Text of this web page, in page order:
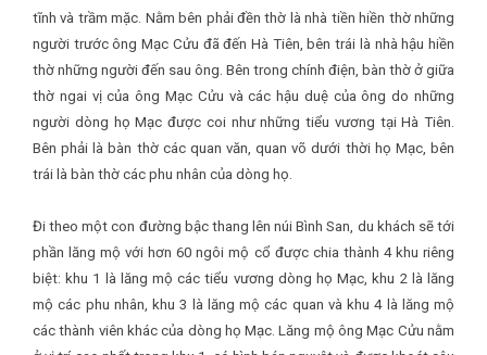
tĩnh và trầm mặc. Nằm bên phải đền thờ là nhà tiền hiền thờ những
người trước ông Mạc Cửu đã đến Hà Tiên, bên trái là nhà hậu hiền
thờ những người đến sau ông. Bên trong chính điện, bàn thờ ở giữa
thờ ngai vị của ông Mạc Cửu và các hậu duệ của ông do những
người dòng họ Mạc được coi như những tiểu vương tại Hà Tiên.
Bên phải là bàn thờ các quan văn, quan võ dưới thời họ Mạc, bên
trái là bàn thờ các phu nhân của dòng họ.
Đi theo một con đường bậc thang lên núi Bình San, du khách sẽ tới
phần lăng mộ với hơn 60 ngôi mộ cổ được chia thành 4 khu riêng
biệt: khu 1 là lăng mộ các tiểu vương dòng họ Mạc, khu 2 là lăng
mộ các phu nhân, khu 3 là lăng mộ các quan và khu 4 là lăng mộ
các thành viên khác của dòng họ Mạc. Lăng mộ ông Mạc Cửu nằm